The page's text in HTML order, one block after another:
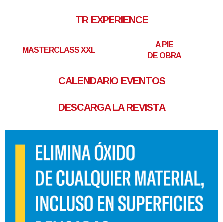
TR EXPERIENCE
MASTERCLASS XXL
A PIE
DE OBRA
CALENDARIO EVENTOS
DESCARGA LA REVISTA